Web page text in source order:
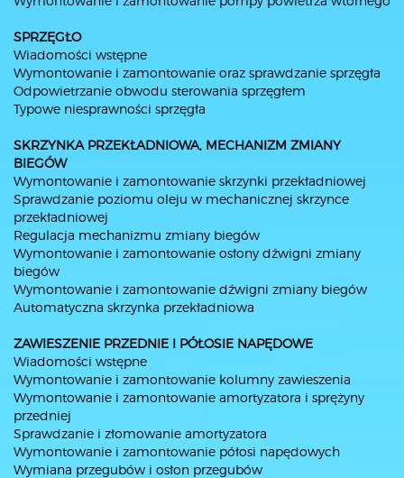
SPRZĘGŁO
Wiadomości wstępne
Wymontowanie i zamontowanie oraz sprawdzanie sprzęgła
Odpowietrzanie obwodu sterowania sprzęgłem
Typowe niesprawności sprzęgła
SKRZYNKA PRZEKŁADNIOWA, MECHANIZM ZMIANY
BIEGÓW
Wymontowanie i zamontowanie skrzynki przekładniowej
Sprawdzanie poziomu oleju w mechanicznej skrzynce
przekładniowej
Regulacja mechanizmu zmiany biegów
Wymontowanie i zamontowanie osłony dźwigni zmiany
biegów
Wymontowanie i zamontowanie dźwigni zmiany biegów
Automatyczna skrzynka przekładniowa
ZAWIESZENIE PRZEDNIE I PÓŁOSIE NAPĘDOWE
Wiadomości wstępne
Wymontowanie i zamontowanie kolumny zawieszenia
Wymontowanie i zamontowanie amortyzatora i sprężyny
przedniej
Sprawdzanie i złomowanie amortyzatora
Wymontowanie i zamontowanie półosi napędowych
Wymiana przegubów i osłon przegubów